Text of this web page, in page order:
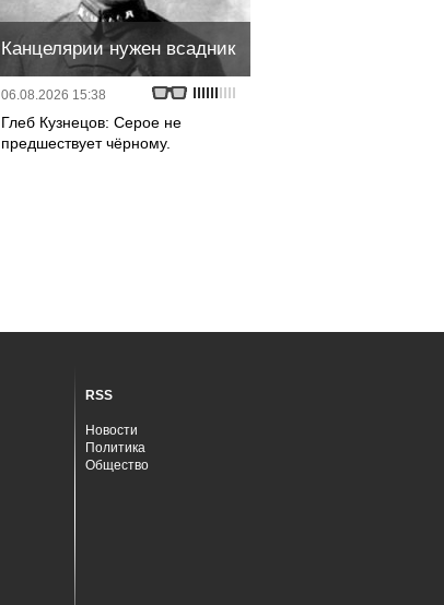
Канцелярии нужен всадник
06.08.2026 15:38
Глеб Кузнецов: Серое не
предшествует чёрному.
RSS
Новости
Политика
Общество